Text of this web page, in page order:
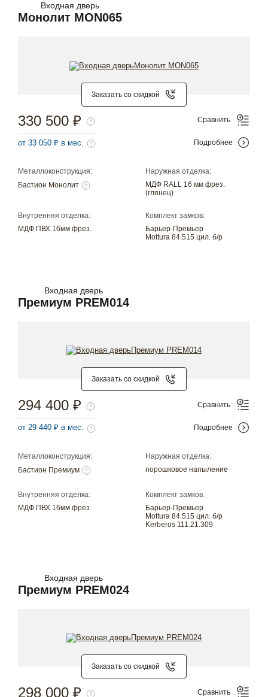
Входная дверь
Монолит MON065
Заказать со скидкой
Металлоконструкция:
Бастион Монолит
Наружная отделка:
МДФ RALL 16 мм фрез.
(глянец)
Внутренняя отделка:
МДФ ПВХ 16мм фрез.
Комплект замков:
Барьер-Премьер
Mottura 84.515 цил. б/р
330 500 ₽
от 33 050 ₽ в мес.
Сравнить
Подробнее
Входная дверь
Премиум PREM014
Заказать со скидкой
Металлоконструкция:
Бастион Премиум
Наружная отделка:
порошковое напыление
Внутренняя отделка:
МДФ ПВХ 16мм фрез.
Комплект замков:
Барьер-Премьер
Mottura 84.515 цил. б/р
Kerberos 111.21.309
294 400 ₽
от 29 440 ₽ в мес.
Сравнить
Подробнее
Входная дверь
Премиум PREM024
Заказать со скидкой
298 000 ₽ Сравнить